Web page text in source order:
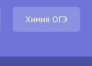
Химия ОГЭ